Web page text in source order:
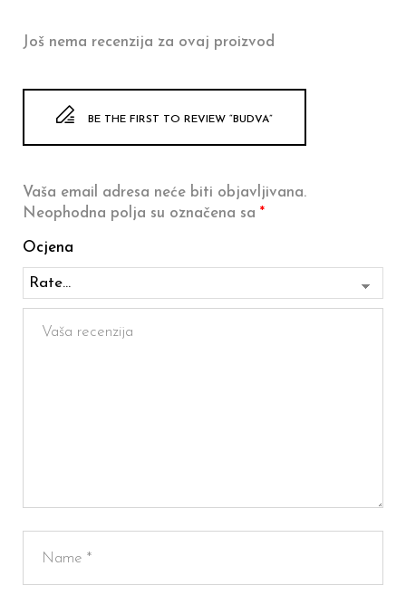
Još nema recenzija za ovaj proizvod
BE THE FIRST TO REVIEW “BUDVA”
Vaša email adresa neće biti objavljivana.
Neophodna polja su označena sa *
Ocjena